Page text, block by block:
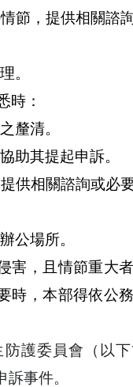
節，提供相關諮
。
時：
釐清。
助其提起申訴。
供相關諮詢或必
公場所。
害，且情節重大
時，本部得依公
護委員會（以
事件。